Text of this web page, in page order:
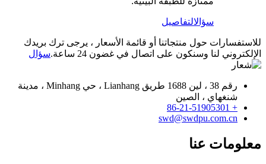
سؤالالتفاصيل
للاستفسارات حول منتجاتنا أو قائمة الأسعار ، يرجى ترك بريدك
الإلكتروني لنا وسنكون على اتصال في غضون 24 ساعة.
سؤال
رقم 38 ، لين 1688 طريق Lianhang ، حي Minhang ، مدينة
شنغهاي ، الصين
+ 86-21-51905301
swd@swdpu.com.cn
معلومات عنا